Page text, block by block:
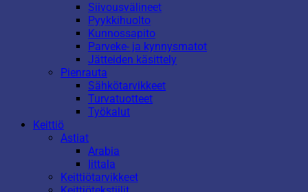
Siivousvälineet
Pyykkihuolto
Kunnossapito
Parveke- ja kynnysmatot
Jätteiden käsittely
Pienrauta
Sähkötarvikkeet
Turvatuotteet
Työkalut
Keittiö
Astiat
Arabia
Iittala
Keittiötarvikkeet